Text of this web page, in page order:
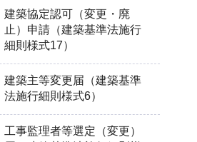
建築協定認可（変更・廃
止）申請（建築基準法施行
細則様式17）
建築主等変更届（建築基準
法施行細則様式6）
工事監理者等選定（変更）